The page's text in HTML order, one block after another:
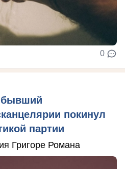
0
бывший
покинул
партии
Григоре Романа